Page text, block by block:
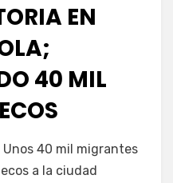
EN
40 MIL
Unos 40 mil migrantes
a la ciudad